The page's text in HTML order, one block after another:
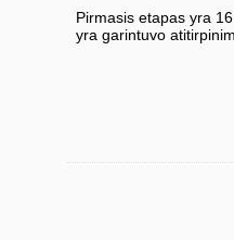
Pirmasis etapas yra
yra garintuvo